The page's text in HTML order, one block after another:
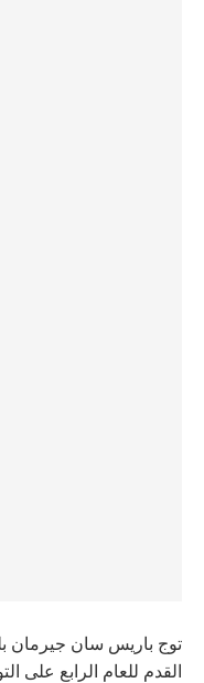
توج باريس سان جيرمان
القدم للعام الرابع على